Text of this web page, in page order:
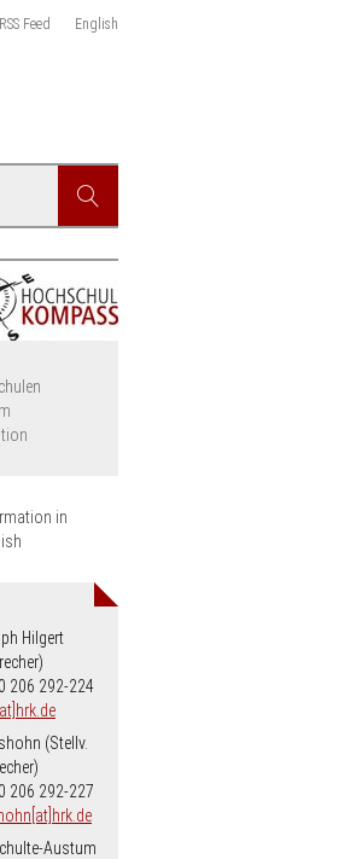
RSS Feed English
Suchen
in
Hilgert
206 292-224
(Stellv.
206 292-227
Austum